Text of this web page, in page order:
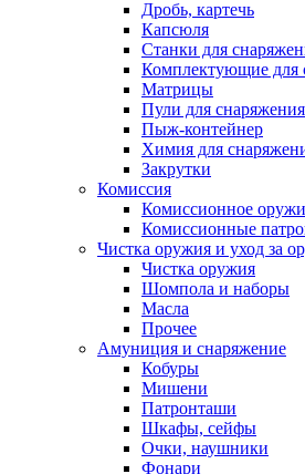
Дробь, картечь
Капсюля
Станки для
Комплектующие для
Матрицы
Пули для
Пыж-контейнер
Химия для
Закрутки
Комиссия
Комиссионное
Комиссионные
Чистка оружия и уход за
Чистка оружия
Шомпола и наборы
Масла
Прочее
Амуниция и снаряжение
Кобуры
Мишени
Патронташи
Шкафы, сейфы
Очки, наушники
Фонари